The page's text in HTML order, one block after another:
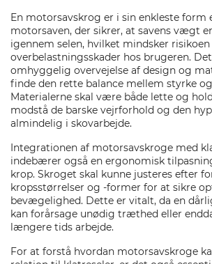
En motorsavskrog er i sin enkleste form
motorsaven, der sikrer, at savens vægt
igennem selen, hvilket mindsker
overbelastningsskader hos brugeren.
omhyggelig overvejelse af design og
finde den rette balance mellem styrke
Materialerne skal være både lette og
modstå de barske vejrforhold og den
almindelig i skovarbejde.
Integrationen af motorsavskroge med
indebærer også en ergonomisk
krop. Skroget skal kunne justeres efter
kropsstørrelser og -former for at sikre
bevægelighed. Dette er vitalt, da en
kan forårsage unødig træthed eller
længere tids arbejde.
For at forstå hvordan motorsavskroge